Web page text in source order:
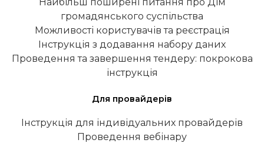
громадянського суспільства
Можливості користувачів та реєстрація
Інструкція з додавання набору даних
Проведення та завершення тендеру: покрокова
інструкція
Для провайдерів
Інструкція для індивідуальних провайдерів
Проведення вебінару